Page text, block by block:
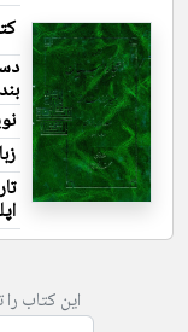
این کتاب